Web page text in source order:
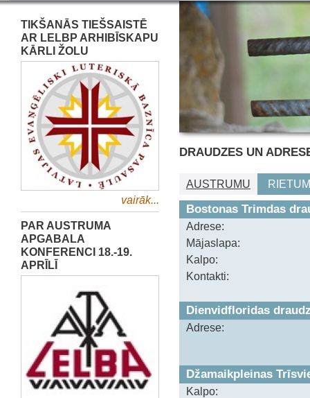
TIKŠANĀS TIEŠSAISTĒ
AR LELBP ARHIBĪSKAPU
KĀRLI ŽOLU
vairāk...
PAR AUSTRUMA
APGABALA
KONFERENCI 18.-19.
APRĪLĪ
DRAUDZES UN
AUSTRUMU
Bostonas Trimdas
Adrese:
Mājaslapa:
Kalpo:
Kontakti:
Dienvidfloridas
Adrese:
Džamaikpleinas
Kalpo: